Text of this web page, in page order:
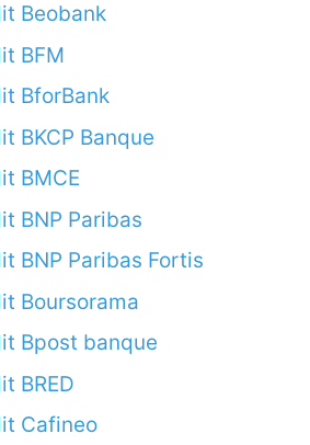
Beobank
BFM
BforBank
BKCP Banque
BMCE
BNP Paribas
BNP Paribas Fortis
Boursorama
Bpost banque
BRED
Cafineo